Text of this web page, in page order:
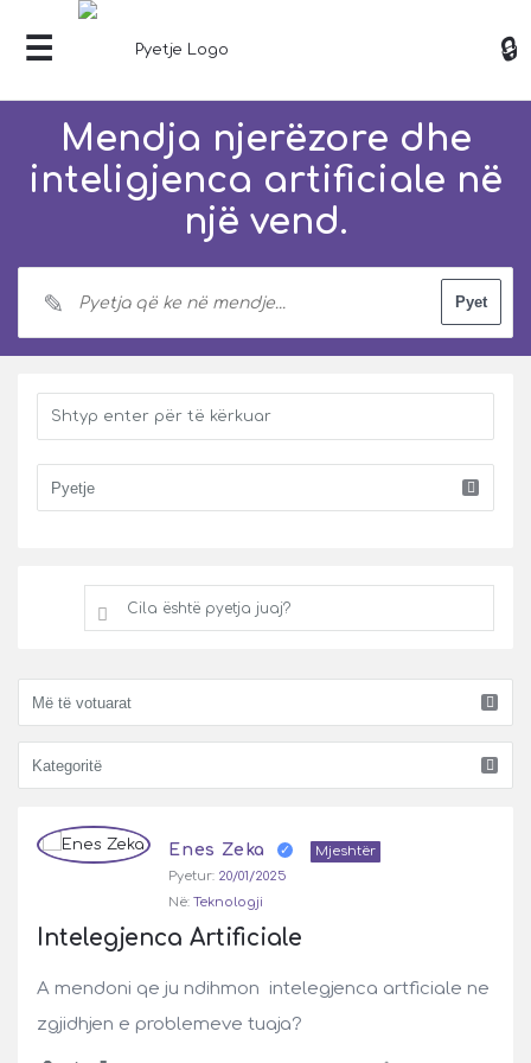
Mendja njerëzore dhe
inteligjenca artificiale në
një vend.
Cila është pyetja juaj?
Pyetje
Latest
Enes Zeka
Mjeshtër
Pyetur: 20/01/2025
Në: Teknologji
Intelegjenca Artificiale
A mendoni qe ju ndihmon intelegjenca artficiale ne
zgjidhjen e problemeve tuaja?